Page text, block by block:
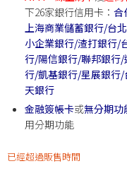
下26家銀行信用卡： 合
上海商業儲蓄銀行/台
小企業銀行/渣打銀行/
行/陽信銀行/聯邦銀行/
行/凱基銀行/星展銀行/
天銀行
金融簽帳卡或無分期功
用分期功能
已經超過販售時間